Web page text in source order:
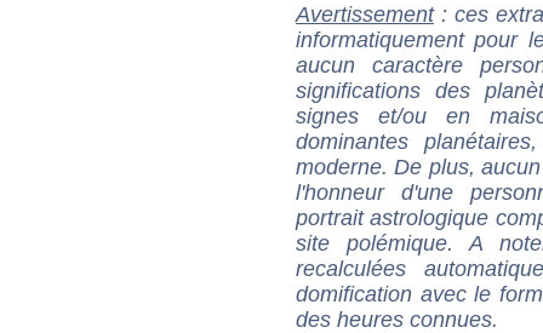
Avertissement: ces
informatiquement pour
aucun caractère
significations des
signes et/ou en
dominantes
moderne. De plus,
l'honneur d'une
portrait astrologique
site polémique. A
recalculées
domification avec le
des heures connues.